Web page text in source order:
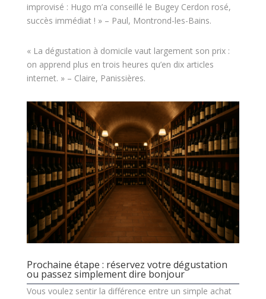
improvisé : Hugo m’a conseillé le Bugey Cerdon rosé,
succès immédiat ! » – Paul, Montrond-les-Bains.
« La dégustation à domicile vaut largement son prix :
on apprend plus en trois heures qu’en dix articles
internet. » – Claire, Panissières.
Prochaine étape : réservez votre dégustation
ou passez simplement dire bonjour
Vous voulez sentir la différence entre un simple achat